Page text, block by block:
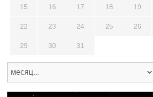
15 16 17 18 19
22 23 24 25 26
29 30 31